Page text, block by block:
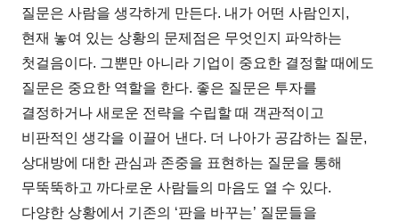
질문은 사람을 생각하게 만든다. 내가 어떤 사람인지,
현재 놓여 있는 상황의 문제점은 무엇인지 파악하는
첫걸음이다. 그뿐만 아니라 기업이 중요한 결정할 때에도
질문은 중요한 역할을 한다. 좋은 질문은 투자를
결정하거나 새로운 전략을 수립할 때 객관적이고
비판적인 생각을 이끌어 낸다. 더 나아가 공감하는 질문,
상대방에 대한 관심과 존중을 표현하는 질문을 통해
무뚝뚝하고 까다로운 사람들의 마음도 열 수 있다.
다양한 상황에서 기존의 ‘판을 바꾸는’ 질문들을